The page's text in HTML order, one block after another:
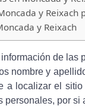
y Reixach
y Reixach
de las
nombre y
a localizar el
por